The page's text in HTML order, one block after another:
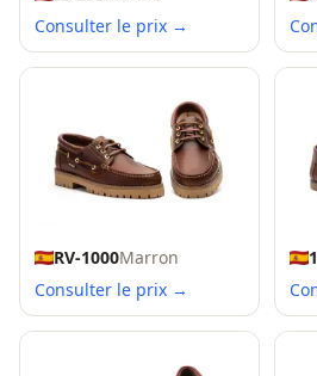
Consulter le prix →
RV-1000Marron
Consulter le prix →